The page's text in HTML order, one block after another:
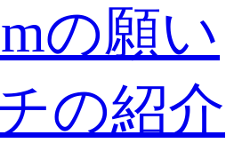
の願い
の紹介